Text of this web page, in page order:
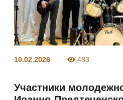
10.02.2026 483
Участники